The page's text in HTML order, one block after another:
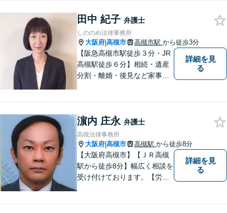
田中 紀子 弁護士
しののめ法律事務所
大阪府|高槻市 高槻市駅 から徒歩3分
【阪急高槻市駅徒歩３分・JR
高槻駅徒歩６分】相続・遺産
分割・離婚・後見など家事事
はご相談ください。
詳細を見
る
濵内 庄永 弁護士
高槻法律事務所
大阪府|高槻市 高槻駅 から徒歩8分
【大阪府高槻市】【ＪＲ高槻
駅から徒歩8分】幅広く相談を
受け付けております。【労働
詳細を見
る